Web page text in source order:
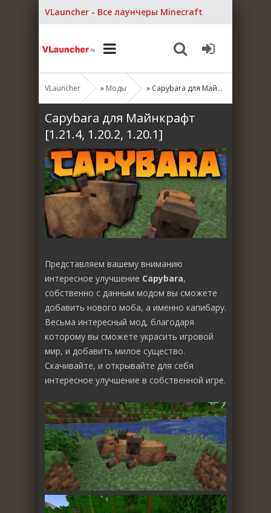
VLauncher - Все лаунчеры Minecraft
VLauncher » Моды » Capybara для Майнкрафт [1.21.4, 1.20.2, 1.20.1]
Capybara для Майнкрафт
[1.21.4, 1.20.2, 1.20.1]
Представляем вашему вниманию
интересное улучшение Capybara,
собственно с данным модом вы сможете
добавить нового моба, а именно капибару.
Весьма интересный мод, благодаря
которому вы сможете украсить игровой
мир, и добавить милое существо.
Скачивайте, и открывайте для себя
интересное улучшение в собственной игре.